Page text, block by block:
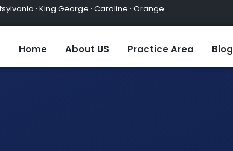
· King George · Caroline · Orange
Home About US Practice Area Blog